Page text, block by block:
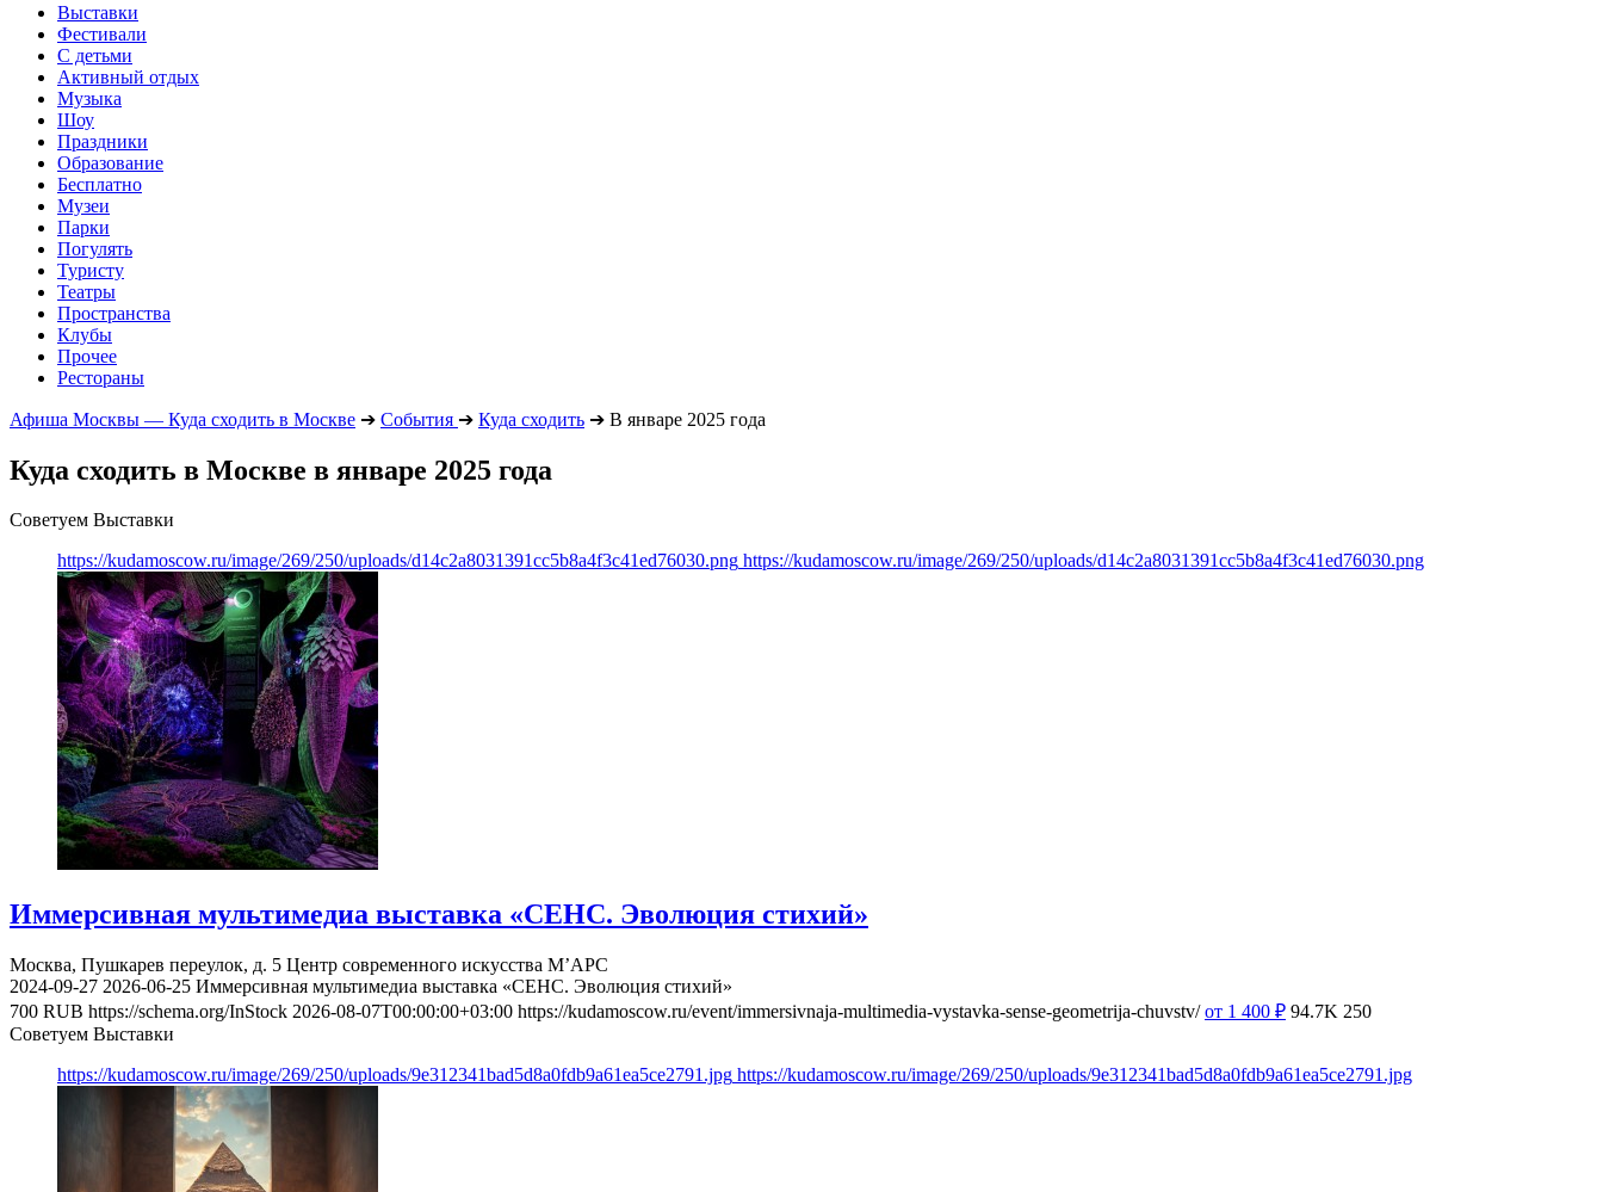
Выставки
Фестивали
С детьми
Активный отдых
Музыка
Шоу
Праздники
Образование
Бесплатно
Музеи
Парки
Погулять
Туристу
Театры
Пространства
Клубы
Прочее
Рестораны
Афиша Москвы — Куда сходить в Москве ➔ События ➔ Куда сходить ➔ В январе 2025 года
Куда сходить в Москве в январе 2025 года
Советуем Выставки
https://kudamoscow.ru/image/269/250/uploads/d14c2a8031391cc5b8a4f3c41ed76030.png https://kudamoscow.ru/image/269/250/uploads/d14c2a8031391cc5b8a4f3c41ed76030.png
Иммерсивная мультимедиа выставка «СЕНС. Эволюция стихий»
Москва, Пушкарев переулок, д. 5 Центр современного искусства М’АРС
2024-09-27 2026-06-25 Иммерсивная мультимедиа выставка «СЕНС. Эволюция стихий»
700 RUB https://schema.org/InStock 2026-08-07T00:00:00+03:00 https://kudamoscow.ru/event/immersivnaja-multimedia-vystavka-sense-geometrija-chuvstv/ от 1 400 ₽ 94.7K 250
Советуем Выставки
https://kudamoscow.ru/image/269/250/uploads/9e312341bad5d8a0fdb9a61ea5ce2791.jpg https://kudamoscow.ru/image/269/250/uploads/9e312341bad5d8a0fdb9a61ea5ce2791.jpg